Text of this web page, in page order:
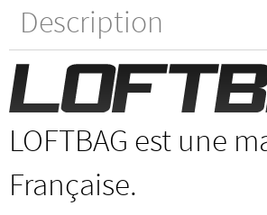
Description
LOFTBAG est une
Française.